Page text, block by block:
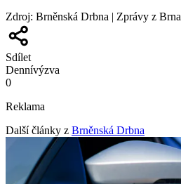
Zdroj: Brněnská Drbna | Zprávy z
Sdílet
Dennívýzva
0
Reklama
Další články z Brněnská Drbna